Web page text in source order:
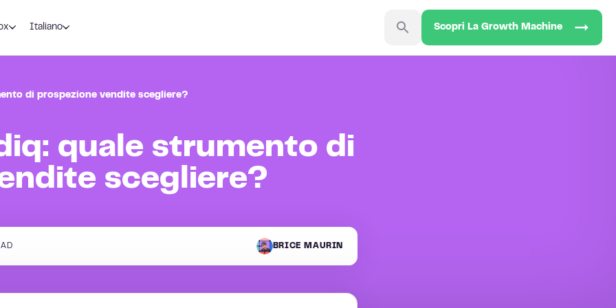
Italiano Scopri La Growth Machine
di prospezione vendite scegliere?
quale strumento di
scegliere?
BRICE MAURIN